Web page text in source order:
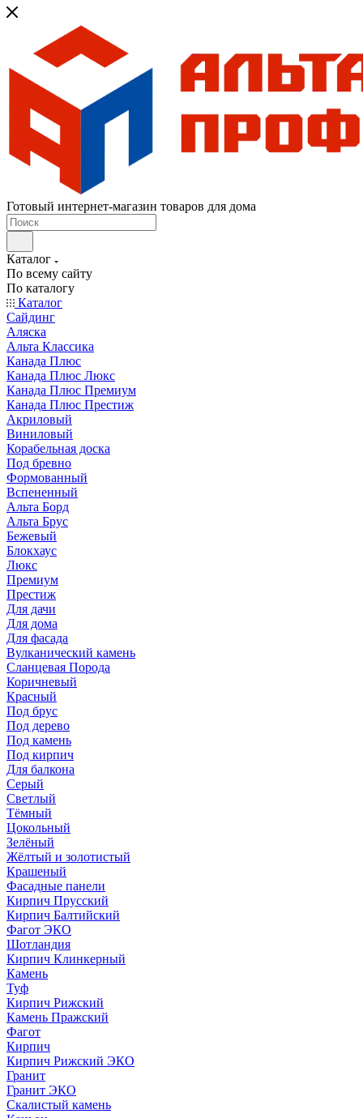
Готовый интернет-магазин товаров для дома
Каталог
По всему сайту
По каталогу
Каталог
Сайдинг
Аляска
Альта Классика
Канада Плюс
Канада Плюс Люкс
Канада Плюс Премиум
Канада Плюс Престиж
Акриловый
Виниловый
Корабельная доска
Под бревно
Формованный
Вспененный
Альта Борд
Альта Брус
Бежевый
Блокхаус
Люкс
Премиум
Престиж
Для дачи
Для дома
Для фасада
Вулканический камень
Сланцевая Порода
Коричневый
Красный
Под брус
Под дерево
Под камень
Под кирпич
Для балкона
Серый
Светлый
Тёмный
Цокольный
Зелёный
Жёлтый и золотистый
Крашеный
Фасадные панели
Кирпич Прусский
Кирпич Балтийский
Фагот ЭКО
Шотландия
Кирпич Клинкерный
Камень
Туф
Кирпич Рижский
Камень Пражский
Фагот
Кирпич
Кирпич Рижский ЭКО
Гранит
Гранит ЭКО
Скалистый камень